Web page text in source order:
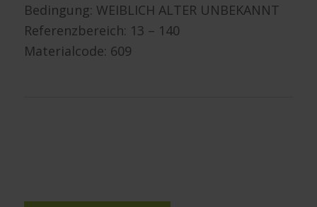
Bedingung: WEIBLICH ALTER UNBEKANNT
Referenzbereich: 13 – 140
Materialcode: 609